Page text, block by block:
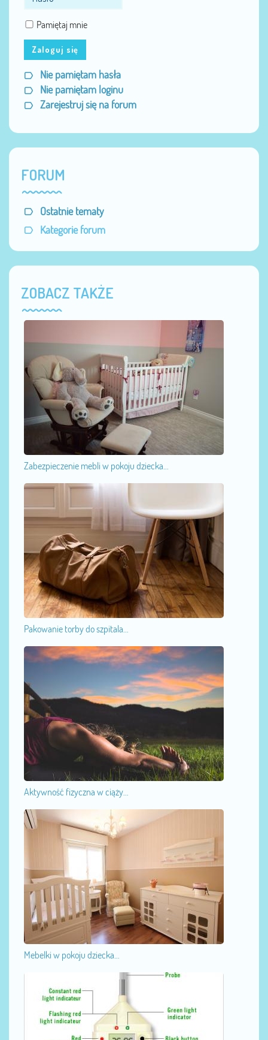
Pamiętaj mnie
Zaloguj się
Nie pamiętam hasła
Nie pamiętam loginu
Zarejestruj się na forum
FORUM
Ostatnie tematy
Kategorie forum
ZOBACZ TAKŻE
Zabezpieczenie mebli w pokoju dziecka...
Pakowanie torby do szpitala...
Aktywność fizyczna w ciąży...
Mebelki w pokoju dziecka...